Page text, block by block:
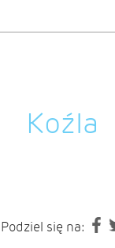
Koźla
Podziel się na: